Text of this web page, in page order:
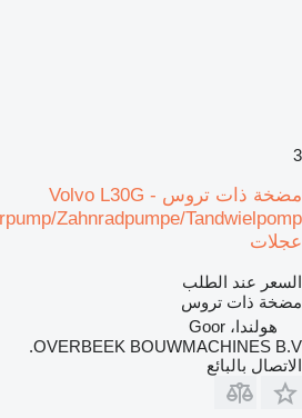
3
مضخة ذات تروس Volvo L30G -
عجلات
السعر عند الطلب
مضخة ذات تروس
هولندا، Goor
OVERBEEK BOUWMACHINES B.V.
الاتصال بالبائع